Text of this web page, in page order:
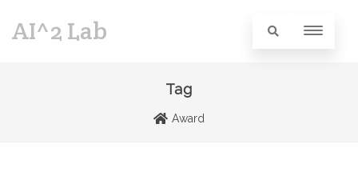
AI^2 Lab
Tag
Award